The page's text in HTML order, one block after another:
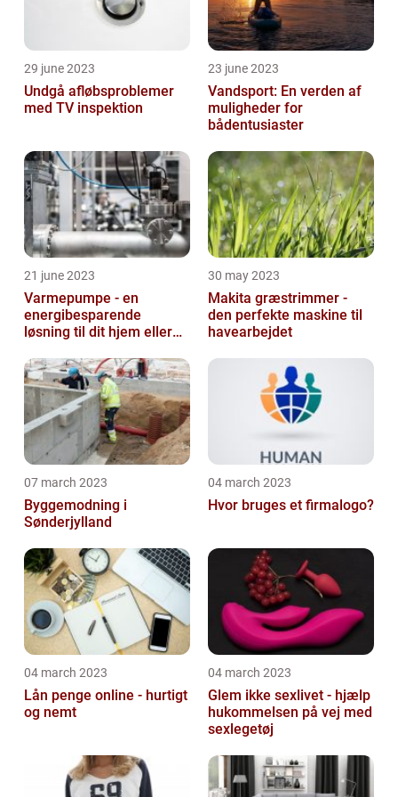
29 june 2023
Undgå afløbsproblemer
med TV inspektion
23 june 2023
Vandsport: En verden af
muligheder for
bådentusiaster
21 june 2023
Varmepumpe - en
energibesparende
løsning til dit hjem eller
30 may 2023
Makita græstrimmer -
den perfekte maskine til
havearbejdet
07 march 2023
Byggemodning i
Sønderjylland
04 march 2023
Hvor bruges et firmalogo?
04 march 2023
Lån penge online - hurtigt
og nemt
04 march 2023
Glem ikke sexlivet - hjælp
hukommelsen på vej med
sexlegetøj